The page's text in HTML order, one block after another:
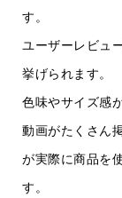
す。
ユーザーレビュ
挙げられます。
色味やサイズ感
動画がたくさん
が実際に商品を
す。